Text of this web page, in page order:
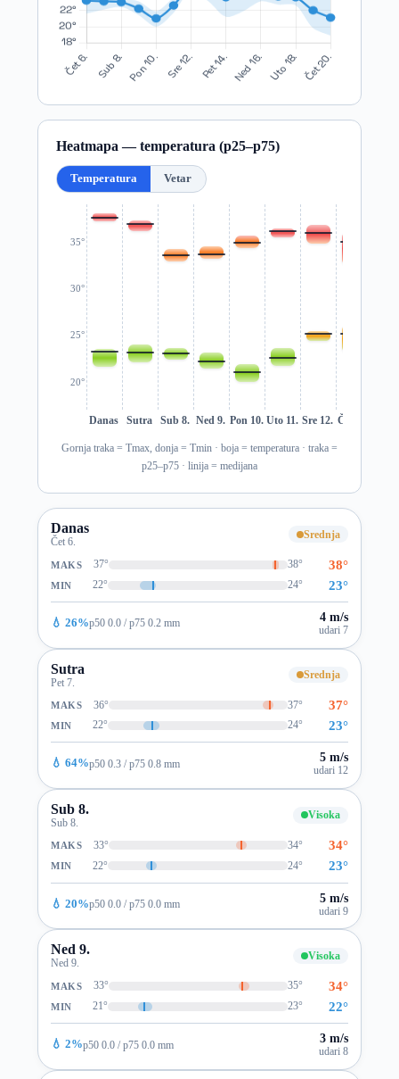
Heatmapa — temperatura (p25–p75)
Temperatura Vetar
20°
25°
30°
35°
Danas Sutra Sub 8. Ned 9. Pon 10. Uto 11. Sre 12. Čet 13.
Gornja traka = Tmax, donja = Tmin · boja = temperatura · traka =
p25–p75 · linija = medijana
Danas
Čet 6.
Srednja
MAKS 37° 38° 38°
MIN 22° 24° 23°
💧 26%p50 0.0 / p75 0.2 mm 4 m/s
udari 7
Sutra
Pet 7.
Srednja
MAKS 36° 37° 37°
MIN 22° 24° 23°
💧 64%p50 0.3 / p75 0.8 mm 5 m/s
udari 12
Sub 8.
Sub 8.
Visoka
MAKS 33° 34° 34°
MIN 22° 24° 23°
💧 20%p50 0.0 / p75 0.0 mm 5 m/s
udari 9
Ned 9.
Ned 9.
Visoka
MAKS 33° 35° 34°
MIN 21° 23° 22°
💧 2%p50 0.0 / p75 0.0 mm 3 m/s
udari 8